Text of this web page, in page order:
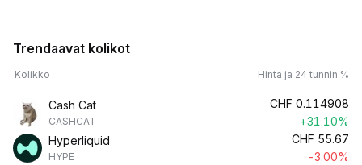
Trendaavat kolikot
Kolikko Hinta ja 24 tunnin %
Cash Cat
CASHCAT
CHF 0.114908
+31.10%
Hyperliquid
HYPE
CHF 55.67
-3.00%